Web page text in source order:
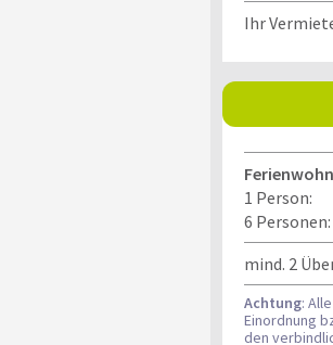
Ihr
1 Person:
6 Personen:
mind. 2
Achtung:
Einordnung
den